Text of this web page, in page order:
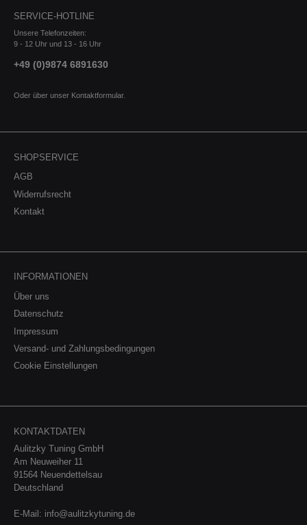
SERVICE-HOTLINE
Unsere Telefonzeiten:
9 - 12 Uhr und 13 - 16 Uhr
+49 (0)9874 6891630
Oder über unser Kontaktformular.
SHOPSERVICE
AGB
Widerrufsrecht
Kontakt
INFORMATIONEN
Über uns
Datenschutz
Impressum
Versand- und Zahlungsbedingungen
Cookie Einstellungen
KONTAKTDATEN
Aulitzky Tuning GmbH
Am Neuweiher 11
91564 Neuendettelsau
Deutschland
E-Mail: info@aulitzkytuning.de